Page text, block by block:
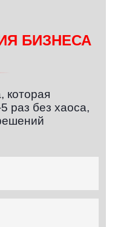
БИЗНЕСА
которая
раз без хаоса,